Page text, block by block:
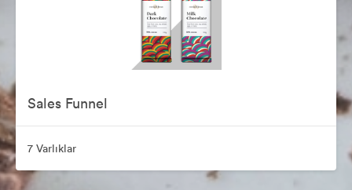
Sales Funnel
7 Varlıklar